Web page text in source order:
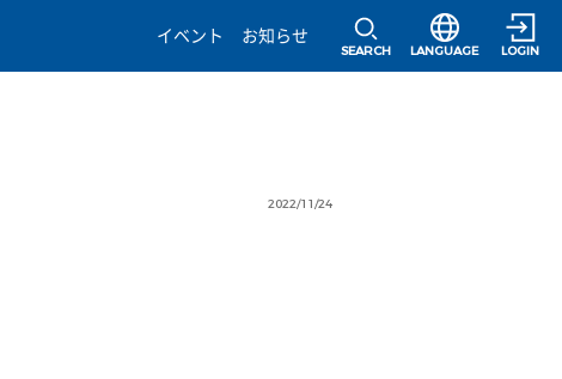
イベント
お知らせ
SEARCH
選択すると言語
LANGUAGE LOGIN
2022/11/24